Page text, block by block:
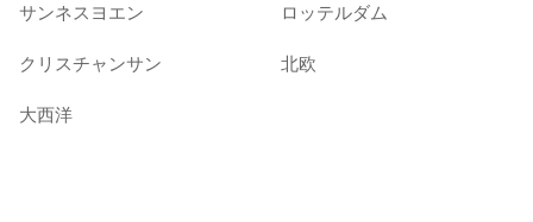
サンネスヨエン ロッテルダム
クリスチャンサン 北欧
大西洋